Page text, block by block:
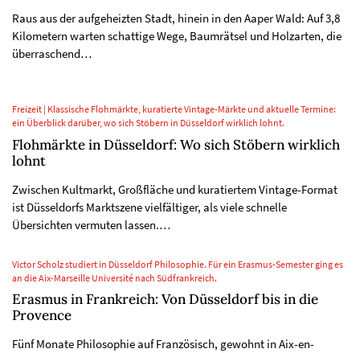
Raus aus der aufgeheizten Stadt, hinein in den Aaper Wald: Auf 3,8
Kilometern warten schattige Wege, Baumrätsel und Holzarten, die
überraschend…
Freizeit | Klassische Flohmärkte, kuratierte Vintage-Märkte und aktuelle Termine:
ein Überblick darüber, wo sich Stöbern in Düsseldorf wirklich lohnt.
Flohmärkte in Düsseldorf: Wo sich Stöbern wirklich
lohnt
Zwischen Kultmarkt, Großfläche und kuratiertem Vintage-Format
ist Düsseldorfs Marktszene vielfältiger, als viele schnelle
Übersichten vermuten lassen.…
Victor Scholz studiert in Düsseldorf Philosophie. Für ein Erasmus-Semester ging es
an die Aix-Marseille Université nach Südfrankreich.
Erasmus in Frankreich: Von Düsseldorf bis in die
Provence
Fünf Monate Philosophie auf Französisch, gewohnt in Aix-en-